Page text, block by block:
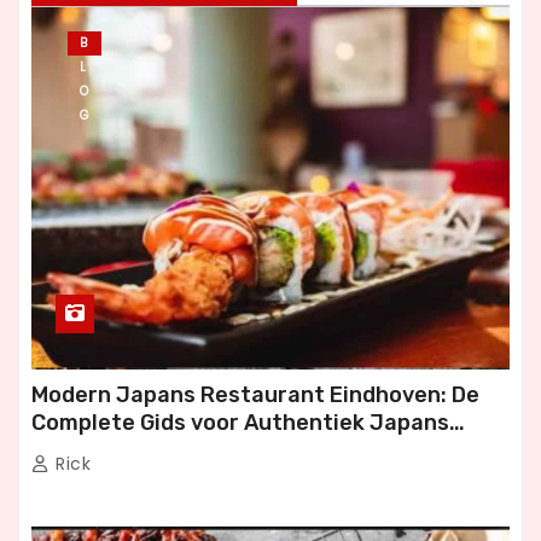
B
L
O
G
Modern Japans Restaurant Eindhoven: De
Complete Gids voor Authentiek Japans
Dineren
Rick